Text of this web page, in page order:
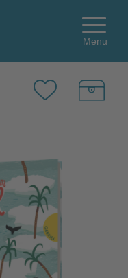
Menu